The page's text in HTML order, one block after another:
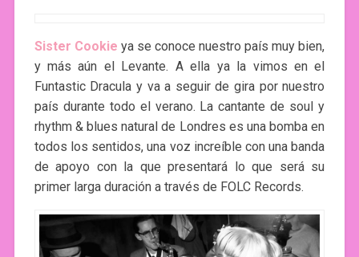
Sister Cookie ya se conoce nuestro país muy bien,
y más aún el Levante. A ella ya la vimos en el
Funtastic Dracula y va a seguir de gira por nuestro
país durante todo el verano. La cantante de soul y
rhythm & blues natural de Londres es una bomba en
todos los sentidos, una voz increíble con una banda
de apoyo con la que presentará lo que será su
primer larga duración a través de FOLC Records.